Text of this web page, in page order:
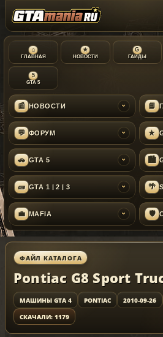
⌂
ГЛАВНАЯ
★
НОВОСТИ
G
ГАЙДЫ
5
GTA 5
📰 НОВОСТИ › 📘
💬 ФОРУМ › ★
🚗 GTA 5 › 🏙
🧱 GTA 1 | 2 | 3 › 🌴
💼 MAFIA › 🛡
ФАЙЛ КАТАЛОГА
Pontiac G8 Sport
МАШИНЫ GTA 4 PONTIAC 2010-09-26
СКАЧАЛИ: 1179